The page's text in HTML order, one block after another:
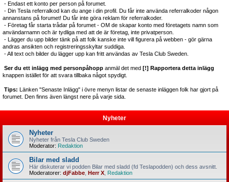
- Endast ett konto per person på forumet.
- Din Tesla referralkod kan du ange i din profil. Du får inte använda referralkoder någon
annanstans på forumet! Du får inte göra reklam för referralkoder.
- Företag får starta trådar på forumet - OM de skapar konto med företagets namn som
användarnamn och är tydliga med att de är företag, inte privatperson.
- Lägger du upp bilder tänk på att folk kanske inte vill figurera på webben - gör gärna
andras ansikten och registreringsskyltar suddiga.
- All text och bilder du lägger upp kan fritt användas av Tesla Club Sweden.
Ser du ett inlägg med personpåhopp anmäl det med [!] Rapportera detta inlägg
knappen istället för att svara tillbaka något spydigt.
Tips: Länken "Senaste Inlägg" i övre menyn listar de senaste inläggen folk har gjort på
forumet. Den finns även längst nere på varje sida.
Nyheter
Nyheter
Nyheter från Tesla Club Sweden
Moderator: Redaktion
Bilar med sladd
Här diskuterar vi podden Bilar med sladd (fd Teslapodden) och dess avsnitt.
Moderatorer: djFabbe Herr X Redaktion